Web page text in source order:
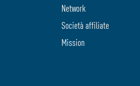
Network
Società affiliate
Mission